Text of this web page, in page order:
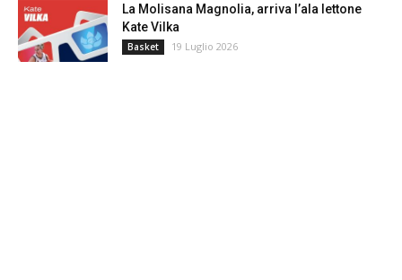
La Molisana Magnolia, arriva l’ala lettone
Kate Vilka
Basket 19 Luglio 2026